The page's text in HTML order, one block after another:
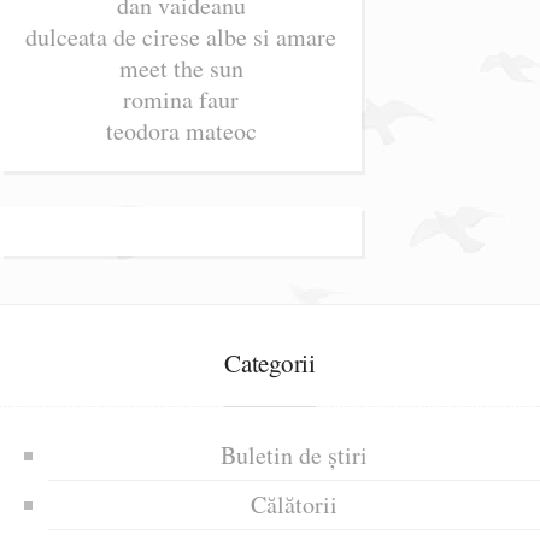
dulceata de cirese albe si amare
meet the sun
romina faur
teodora mateoc
Categorii
Buletin de știri
Călătorii